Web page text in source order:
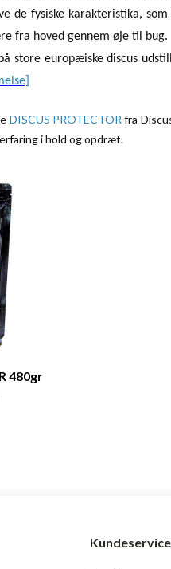
fysiske karakteristika,
fra hoved gennem øje til bug.
store europæiske discus
DISCUS PROTECTOR fra
i hold og opdræt.
480gr
Kundeservice